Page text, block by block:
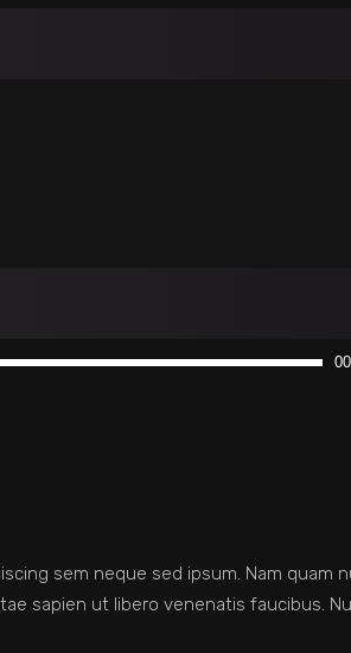
sem neque sed ipsum. Nam quam
sapien ut libero venenatis faucibus.